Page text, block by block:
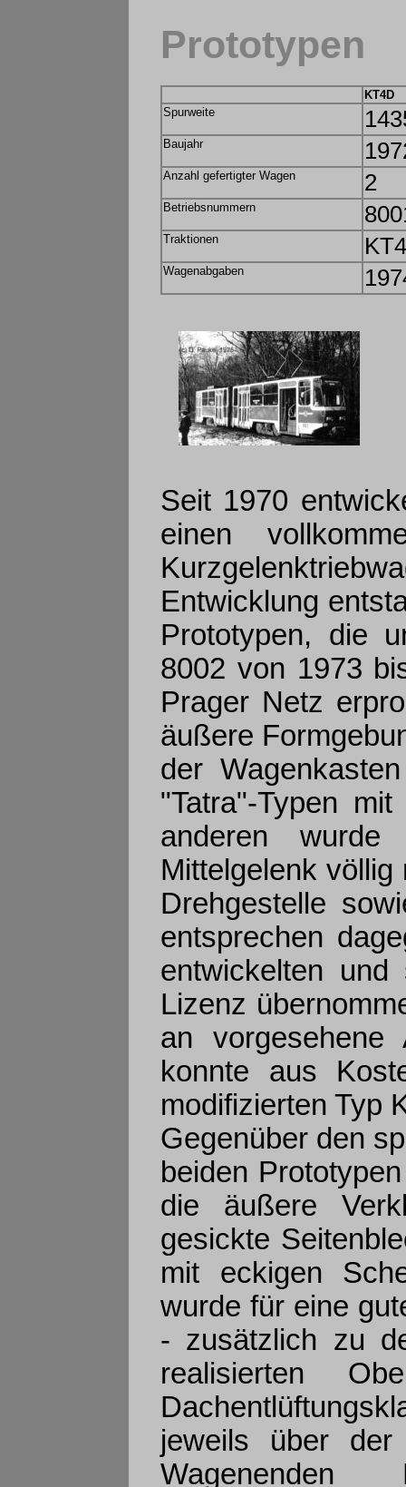
Prototypen
KT4D
Spurweite
Baujahr
Anzahl gefertigter Wagen 2
Betriebsnummern
Traktionen
Wagenabgaben
Seit 1970
einen
Entwicklung
Prototypen, die
8002 von 1973
Prager Netz
äußere
der
"Tatra"-Typen
anderen
Mittelgelenk
Drehgestelle
entsprechen
entwickelten
Lizenz
an vorgesehene
konnte aus
modifizierten Typ
Gegenüber den
beiden
die äußere
gesickte
mit eckigen
wurde für eine
- zusätzlich zu
realisierten
jeweils über
Wagenenden